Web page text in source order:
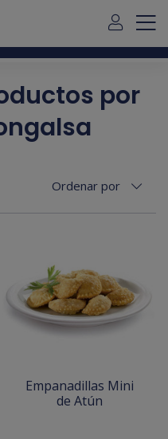
debe contactar con
por
Ordenar por
Empanadillas Mini
de Atún